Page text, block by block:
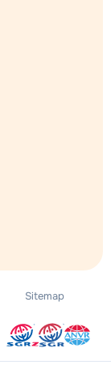
Sitemap